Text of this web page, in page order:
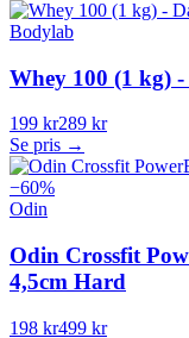
Bodylab
Whey 100 (1 kg)
199 kr289 kr
Se pris →
−60%
Odin
Odin Crossfit
4,5cm Hard
198 kr499 kr